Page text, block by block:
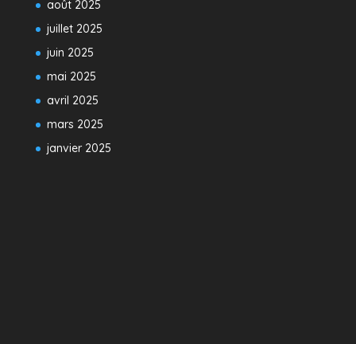
août 2025
juillet 2025
juin 2025
mai 2025
avril 2025
mars 2025
janvier 2025